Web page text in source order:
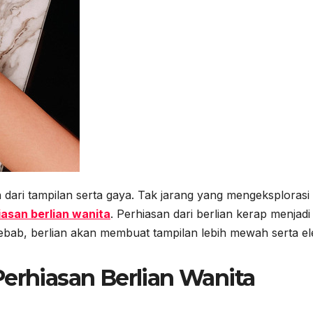
tampilan serta gaya. Tak jarang yang mengeksplorasi
berlian wanita. Perhiasan dari berlian kerap menjadi
berlian akan membuat tampilan lebih mewah serta
Berlian Wanita